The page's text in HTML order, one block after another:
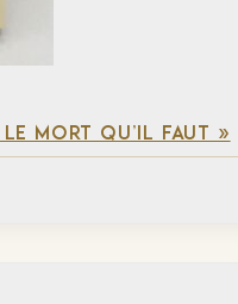
MORT QU’IL FAUT »